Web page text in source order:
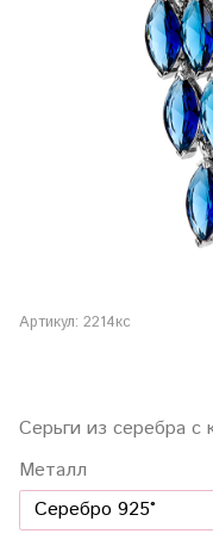
Артикул: 2214кс
Серьги из серебра с
Металл